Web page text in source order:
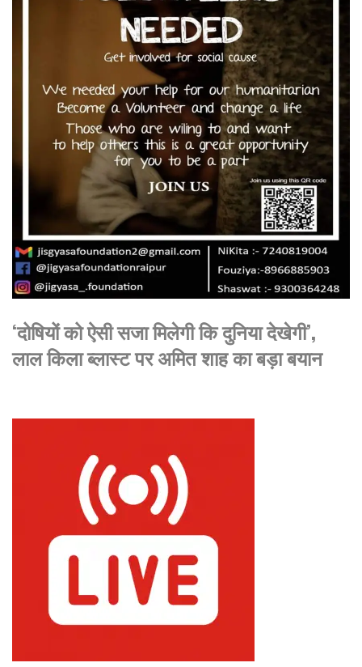
‘दोषियों को ऐसी सजा मिलेगी कि दुनिया देखेगी’,
लाल किला ब्लास्ट पर अमित शाह का बड़ा बयान